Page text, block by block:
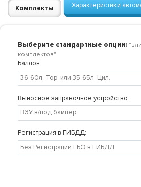
Комплекты Характеристики
Выберите стандартные опции:
комплектов"
Баллон:
Выносное заправочное устройство:
Регистрация в ГИБДД: